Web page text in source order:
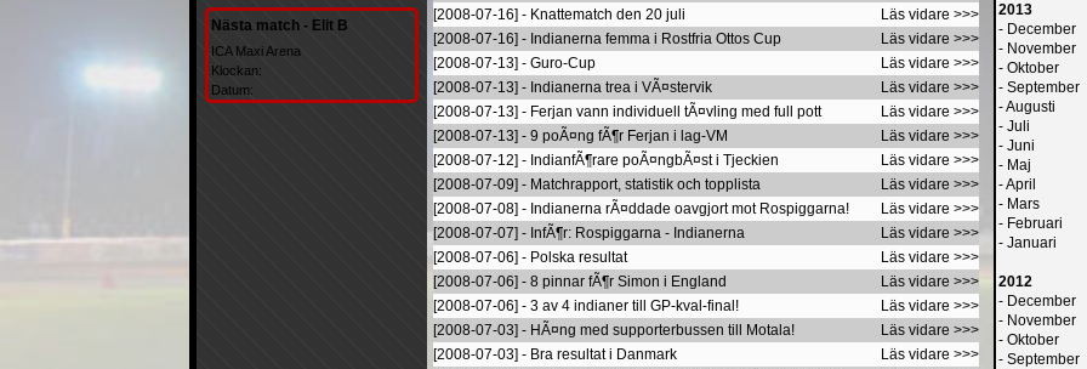
Nästa match - Elit B
ICA Maxi Arena
Klockan:
Datum:
[2008-07-16] - Knattematch den 20 juli
Läs vidare >>>
[2008-07-16] - Indianerna femma i Rostfria Ottos Cup
Läs vidare >>>
[2008-07-13] - Guro-Cup
Läs vidare >>>
[2008-07-13] - Indianerna trea i VÃ¤stervik
Läs vidare >>>
[2008-07-13] - Ferjan vann individuell tÃ¤vling med full pott
Läs vidare >>>
[2008-07-13] - 9 poÃ¤ng fÃ¶r Ferjan i lag-VM
Läs vidare >>>
[2008-07-12] - IndianfÃ¶rare poÃ¤ngbÃ¤st i Tjeckien
Läs vidare >>>
[2008-07-09] - Matchrapport, statistik och topplista
Läs vidare >>>
[2008-07-08] - Indianerna rÃ¤ddade oavgjort mot Rospiggarna!
Läs vidare >>>
[2008-07-07] - InfÃ¶r: Rospiggarna - Indianerna
Läs vidare >>>
[2008-07-06] - Polska resultat
Läs vidare >>>
[2008-07-06] - 8 pinnar fÃ¶r Simon i England
Läs vidare >>>
[2008-07-06] - 3 av 4 indianer till GP-kval-final!
Läs vidare >>>
[2008-07-03] - HÃ¤ng med supporterbussen till Motala!
Läs vidare >>>
[2008-07-03] - Bra resultat i Danmark
Läs vidare >>>
2013
- December
- November
- Oktober
- September
-Augusti
- Juli
- Juni
- Maj
-April
- Mars
- Februari
- Januari
2012
- December
- November
- Oktober
- September